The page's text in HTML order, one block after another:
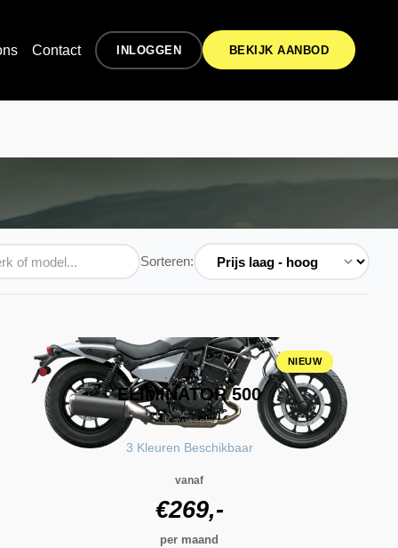
Contact INLOGGEN BEKIJK AANBOD
Sorteren:
NIEUW
ELIMINATOR 500
Kawasaki
3 Kleuren Beschikbaar
vanaf
€269,-
per maand